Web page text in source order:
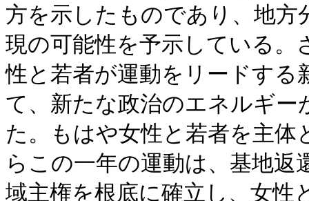
方を示したものであり、地方
現の可能性を予示している。
性と若者が運動をリードす
て、新たな政治のエネルギ
た。もはや女性と若者を主
らこの一年の運動は、基地
域主権を根底に確立し、女性